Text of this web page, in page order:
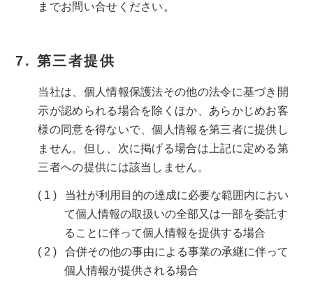
までお問い合せください。
第三者提供
当社は、個人情報保護法その他の法令に基づき開
示が認められる場合を除くほか、あらかじめお客
様の同意を得ないで、個人情報を第三者に提供し
ません。但し、次に掲げる場合は上記に定める第
三者への提供には該当しません。
当社が利用目的の達成に必要な範囲内におい
て個人情報の取扱いの全部又は一部を委託す
ることに伴って個人情報を提供する場合
合併その他の事由による事業の承継に伴って
個人情報が提供される場合